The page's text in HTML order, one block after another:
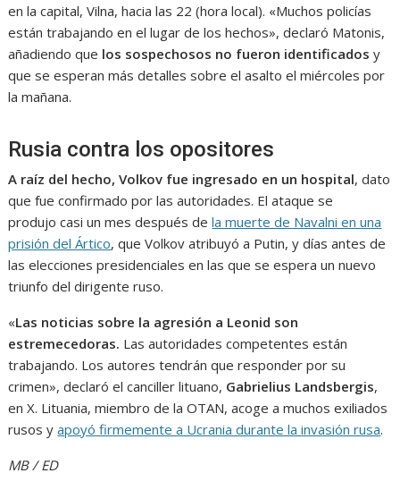
en la capital, Vilna, hacia las 22 (hora local). «Muchos policías
están trabajando en el lugar de los hechos», declaró Matonis,
añadiendo que los sospechosos no fueron identificados y
que se esperan más detalles sobre el asalto el miércoles por
la mañana.
Rusia contra los opositores
A raíz del hecho, Volkov fue ingresado en un hospital, dato
que fue confirmado por las autoridades. El ataque se
produjo casi un mes después dela muerte de Navalni en una
prisión del Ártico, que Volkov atribuyó a Putin, y días antes de
las elecciones presidenciales en las que se espera un nuevo
triunfo del dirigente ruso.
«Las noticias sobre la agresión a Leonid son
estremecedoras. Las autoridades competentes están
trabajando. Los autores tendrán que responder por su
crimen», declaró el canciller lituano, Gabrielius Landsbergis,
en X. Lituania, miembro de la OTAN, acoge a muchos exiliados
rusos yapoyó firmemente a Ucrania durante la invasión rusa.
MB / ED